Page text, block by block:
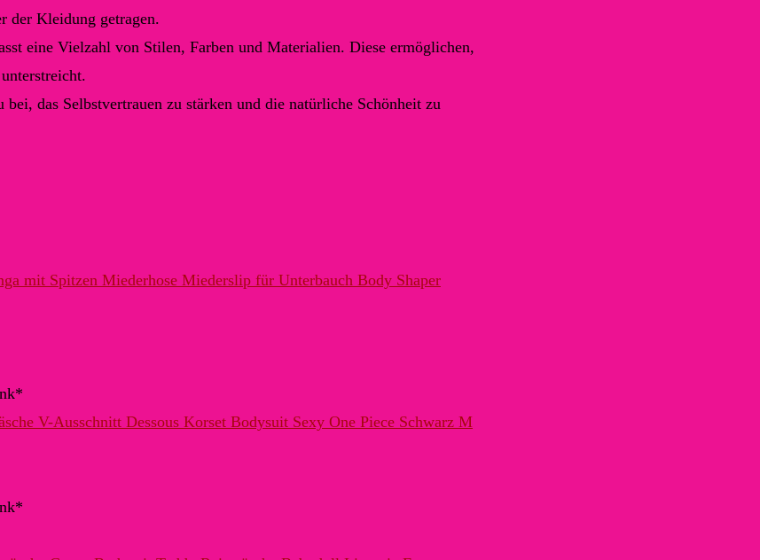
der Kleidung getragen.
eine Vielzahl von Stilen, Farben und Materialien. Diese ermöglichen,
das Selbstvertrauen zu stärken und die natürliche Schönheit zu